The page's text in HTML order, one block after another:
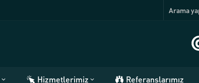
Hizmetlerimiz Referanslarımız